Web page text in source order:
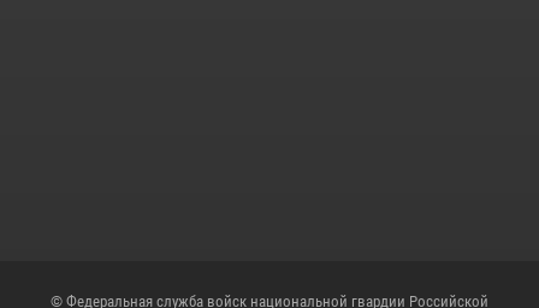
© Федеральная служба войск национальной гвардии Российской